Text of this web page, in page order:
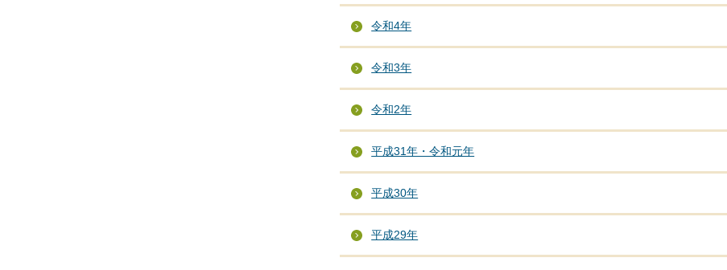
令和4年
令和3年
令和2年
平成31年・令和元年
平成30年
平成29年